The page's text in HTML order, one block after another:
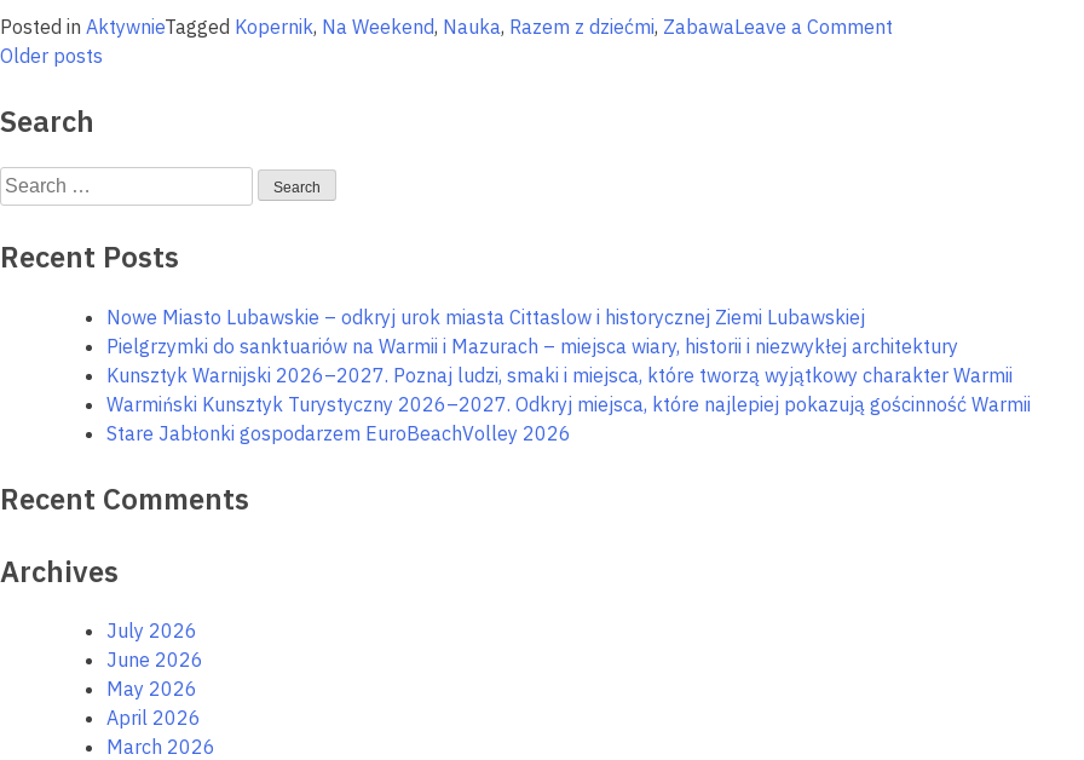
Posted in AktywnieTagged Kopernik, Na Weekend, Nauka, Razem z dziećmi, ZabawaLeave a Comment
Posts
navigation
Older posts
Search
Search
for:
Recent Posts
Nowe Miasto Lubawskie – odkryj urok miasta Cittaslow i historycznej Ziemi Lubawskiej
Pielgrzymki do sanktuariów na Warmii i Mazurach – miejsca wiary, historii i niezwykłej architektury
Kunsztyk Warnijski 2026–2027. Poznaj ludzi, smaki i miejsca, które tworzą wyjątkowy charakter Warmii
Warmiński Kunsztyk Turystyczny 2026–2027. Odkryj miejsca, które najlepiej pokazują gościnność Warmii
Stare Jabłonki gospodarzem EuroBeachVolley 2026
Recent Comments
Archives
July 2026
June 2026
May 2026
April 2026
March 2026